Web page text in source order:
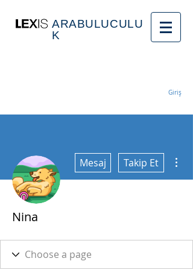
ARABULUCULU
K
Giriş
Mesaj Takip Et
Nina